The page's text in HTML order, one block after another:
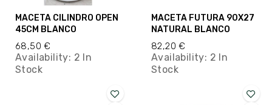
MACETA CILINDRO OPEN
45CM BLANCO
68,50 €
Availability: 2 In
Stock
MACETA FUTURA 90X27
NATURAL BLANCO
82,20 €
Availability: 2 In
Stock